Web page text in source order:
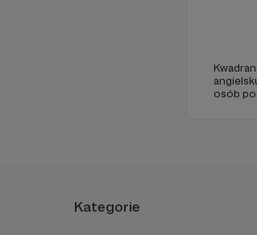
osób
Kategorie